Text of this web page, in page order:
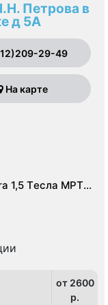
Петрова в
д 5А
29-49
На карте
1,5 Tесла МРТ
Brilliance
УЗИ
от 2600
p.